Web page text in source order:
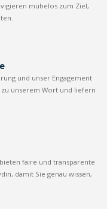
mühelos zum Ziel,
und unser Engagement
unserem Wort und liefern
faire und transparente
damit Sie genau wissen,